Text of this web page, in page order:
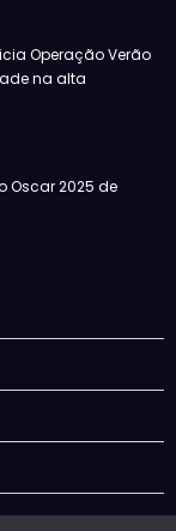
Operação Verão
na alta
Oscar 2025 de